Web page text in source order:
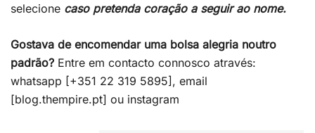
selecione caso pretenda coração a seguir ao nome.
Gostava de encomendar uma bolsa alegria noutro
padrão? Entre em contacto connosco através:
whatsapp [+351 22 319 5895], email
[blog.thempire.pt] ou instagram